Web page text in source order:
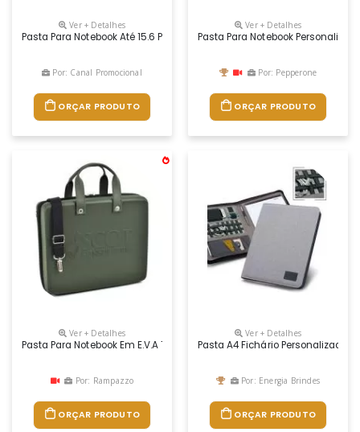
Ver + Detalhes
Pasta Para Notebook Até 15.6 Polegadas Produzida Em Nylon 600d,
Por: Canal Promocional
ORÇAR PRODUTO
Ver + Detalhes
Pasta Para Notebook
Por: Pepperone
ORÇAR PRODUTO
Ver + Detalhes
Pasta Para Notebook Em E.v.a Termomoldado Em Helanca;
Por: Rampazzo
ORÇAR PRODUTO
Ver + Detalhes
Pasta A4 Fichário Personalizada
Por: Energia Brindes
ORÇAR PRODUTO